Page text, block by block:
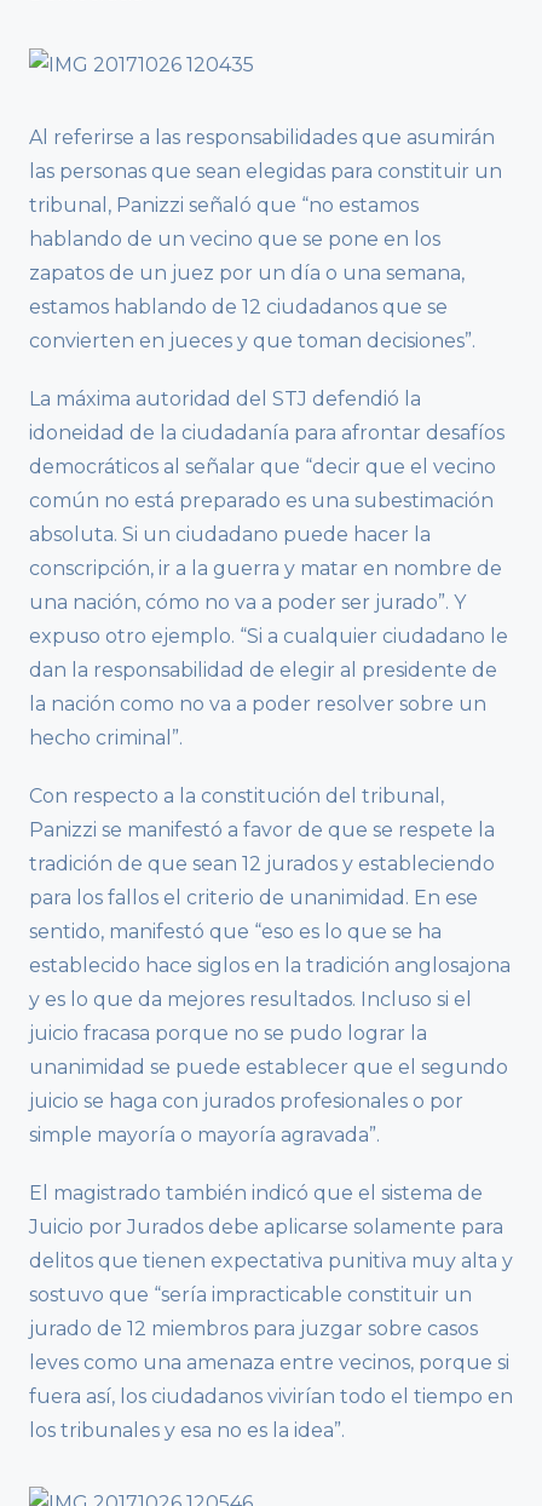
Al referirse a las responsabilidades que asumirán
las personas que sean elegidas para constituir un
tribunal, Panizzi señaló que “no estamos
hablando de un vecino que se pone en los
zapatos de un juez por un día o una semana,
estamos hablando de 12 ciudadanos que se
convierten en jueces y que toman decisiones”.
La máxima autoridad del STJ defendió la
idoneidad de la ciudadanía para afrontar desafíos
democráticos al señalar que “decir que el vecino
común no está preparado es una subestimación
absoluta. Si un ciudadano puede hacer la
conscripción, ir a la guerra y matar en nombre de
una nación, cómo no va a poder ser jurado”. Y
expuso otro ejemplo. “Si a cualquier ciudadano le
dan la responsabilidad de elegir al presidente de
la nación como no va a poder resolver sobre un
hecho criminal”.
Con respecto a la constitución del tribunal,
Panizzi se manifestó a favor de que se respete la
tradición de que sean 12 jurados y estableciendo
para los fallos el criterio de unanimidad. En ese
sentido, manifestó que “eso es lo que se ha
establecido hace siglos en la tradición anglosajona
y es lo que da mejores resultados. Incluso si el
juicio fracasa porque no se pudo lograr la
unanimidad se puede establecer que el segundo
juicio se haga con jurados profesionales o por
simple mayoría o mayoría agravada”.
El magistrado también indicó que el sistema de
Juicio por Jurados debe aplicarse solamente para
delitos que tienen expectativa punitiva muy alta y
sostuvo que “sería impracticable constituir un
jurado de 12 miembros para juzgar sobre casos
leves como una amenaza entre vecinos, porque si
fuera así, los ciudadanos vivirían todo el tiempo en
los tribunales y esa no es la idea”.